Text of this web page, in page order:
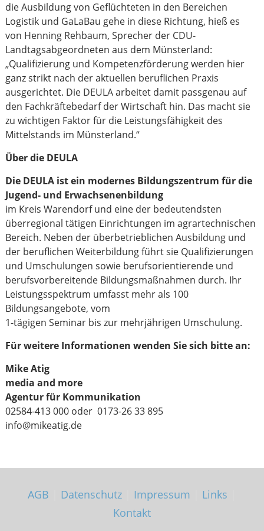
die Ausbildung von Geflüchteten in den Bereichen
Logistik und GaLaBau gehe in diese Richtung, hieß es
von Henning Rehbaum, Sprecher der CDU-
Landtagsabgeordneten aus dem Münsterland:
„Qualifizierung und Kompetenzförderung werden hier
ganz strikt nach der aktuellen beruflichen Praxis
ausgerichtet. Die DEULA arbeitet damit passgenau auf
den Fachkräftebedarf der Wirtschaft hin. Das macht sie
zu wichtigen Faktor für die Leistungsfähigkeit des
Mittelstands im Münsterland.“
Über die DEULA
Die DEULA ist ein modernes Bildungszentrum für die
Jugend- und Erwachsenenbildung
im Kreis Warendorf und eine der bedeutendsten
überregional tätigen Einrichtungen im agrartechnischen
Bereich. Neben der überbetrieblichen Ausbildung und
der beruflichen Weiterbildung führt sie Qualifizierungen
und Umschulungen sowie berufsorientierende und
berufsvorbereitende Bildungsmaßnahmen durch. Ihr
Leistungsspektrum umfasst mehr als 100
Bildungsangebote, vom
1-tägigen Seminar bis zur mehrjährigen Umschulung.
Für weitere Informationen wenden Sie sich bitte an:
Mike Atig
media and more
Agentur für Kommunikation
02584-413 000 oder 0173-26 33 895
info@mikeatig.de
AGB Datenschutz Impressum Links
Kontakt